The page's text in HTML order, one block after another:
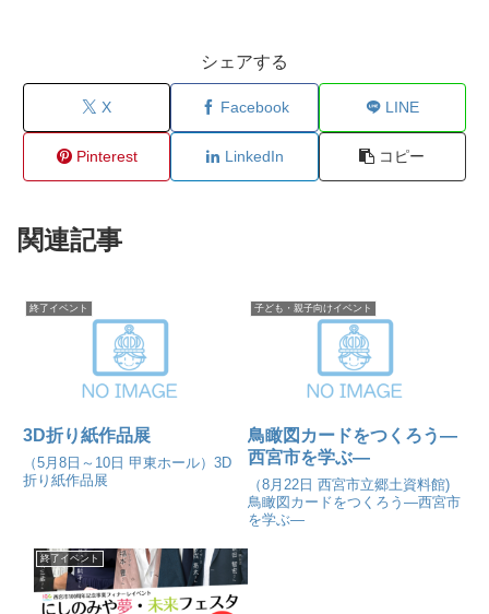
シェアする
X Facebook LINE
Pinterest LinkedIn コピー
関連記事
終了イベント
3D折り紙作品展
（5月8日～10日 甲東ホール）3D
折り紙作品展
子ども・親子向けイベント
鳥瞰図カードをつくろう―
西宮市を学ぶ―
（8月22日 西宮市立郷土資料館)
鳥瞰図カードをつくろう―西宮市
を学ぶ―
終了イベント